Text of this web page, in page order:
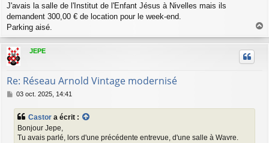
a
g
J'avais la salle de l'Institut de l'Enfant Jésus à Nivelles mais ils
demandent 300,00 € de location pour le week-end.
Parking aisé.
a
u
JEPE
Re: Réseau Arnold Vintage modernisé
M
s
03 oct. 2025, 14:41
Castor a écrit :
Bonjour Jepe,
Tu avais parlé, lors d'une précédente entrevue, d'une salle à Wavre.